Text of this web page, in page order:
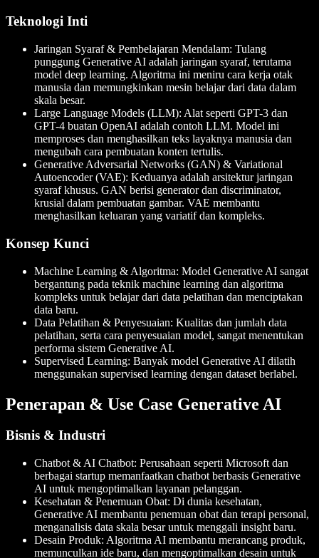
Teknologi Inti
Jaringan Syaraf & Pembelajaran Mendalam: Tulang
punggung Generative AI adalah jaringan syaraf, terutama
model deep learning. Algoritma ini meniru cara kerja otak
manusia dan memungkinkan mesin belajar dari data dalam
skala besar.
Large Language Models (LLM): Alat seperti GPT-3 dan
GPT-4 buatan OpenAI adalah contoh LLM. Model ini
memproses dan menghasilkan teks layaknya manusia dan
mengubah cara pembuatan konten tertulis.
Generative Adversarial Networks (GAN) & Variational
Autoencoder (VAE): Keduanya adalah arsitektur jaringan
syaraf khusus. GAN berisi generator dan discriminator,
krusial dalam pembuatan gambar. VAE membantu
menghasilkan keluaran yang variatif dan kompleks.
Konsep Kunci
Machine Learning & Algoritma: Model Generative AI sangat
bergantung pada teknik machine learning dan algoritma
kompleks untuk belajar dari data pelatihan dan menciptakan
data baru.
Data Pelatihan & Penyesuaian: Kualitas dan jumlah data
pelatihan, serta cara penyesuaian model, sangat menentukan
performa sistem Generative AI.
Supervised Learning: Banyak model Generative AI dilatih
menggunakan supervised learning dengan dataset berlabel.
Penerapan & Use Case Generative AI
Bisnis & Industri
Chatbot & AI Chatbot: Perusahaan seperti Microsoft dan
berbagai startup memanfaatkan chatbot berbasis Generative
AI untuk mengoptimalkan layanan pelanggan.
Kesehatan & Penemuan Obat: Di dunia kesehatan,
Generative AI membantu penemuan obat dan terapi personal,
menganalisis data skala besar untuk menggali insight baru.
Desain Produk: Algoritma AI membantu merancang produk,
memunculkan ide baru, dan mengoptimalkan desain untuk